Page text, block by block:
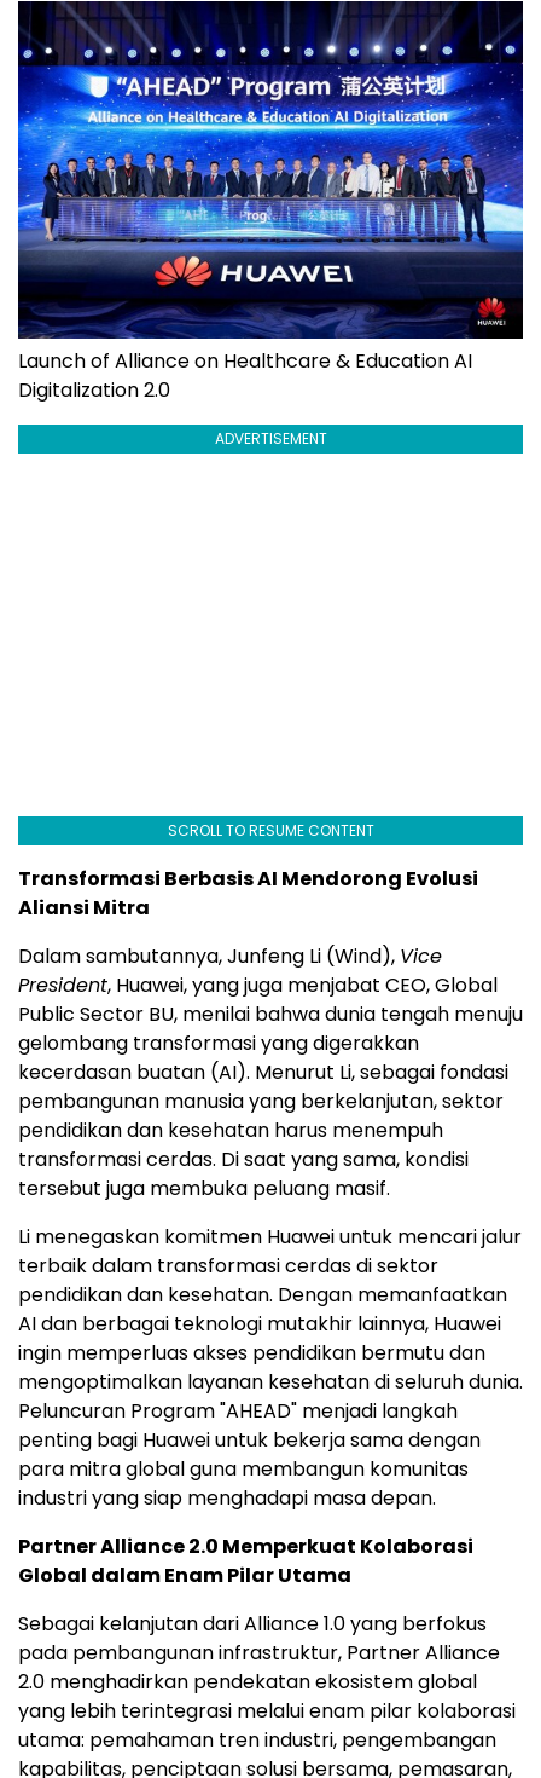
Launch of Alliance on Healthcare & Education AI
Digitalization 2.0
ADVERTISEMENT
SCROLL TO RESUME CONTENT
Transformasi Berbasis AI Mendorong Evolusi
Aliansi Mitra
Dalam sambutannya, Junfeng Li (Wind), Vice
President, Huawei, yang juga menjabat CEO, Global
Public Sector BU, menilai bahwa dunia tengah menuju
gelombang transformasi yang digerakkan
kecerdasan buatan (AI). Menurut Li, sebagai fondasi
pembangunan manusia yang berkelanjutan, sektor
pendidikan dan kesehatan harus menempuh
transformasi cerdas. Di saat yang sama, kondisi
tersebut juga membuka peluang masif.
Li menegaskan komitmen Huawei untuk mencari jalur
terbaik dalam transformasi cerdas di sektor
pendidikan dan kesehatan. Dengan memanfaatkan
AI dan berbagai teknologi mutakhir lainnya, Huawei
ingin memperluas akses pendidikan bermutu dan
mengoptimalkan layanan kesehatan di seluruh dunia.
Peluncuran Program "AHEAD" menjadi langkah
penting bagi Huawei untuk bekerja sama dengan
para mitra global guna membangun komunitas
industri yang siap menghadapi masa depan.
Partner Alliance 2.0 Memperkuat Kolaborasi
Global dalam Enam Pilar Utama
Sebagai kelanjutan dari Alliance 1.0 yang berfokus
pada pembangunan infrastruktur, Partner Alliance
2.0 menghadirkan pendekatan ekosistem global
yang lebih terintegrasi melalui enam pilar kolaborasi
utama: pemahaman tren industri, pengembangan
kapabilitas, penciptaan solusi bersama, pemasaran,